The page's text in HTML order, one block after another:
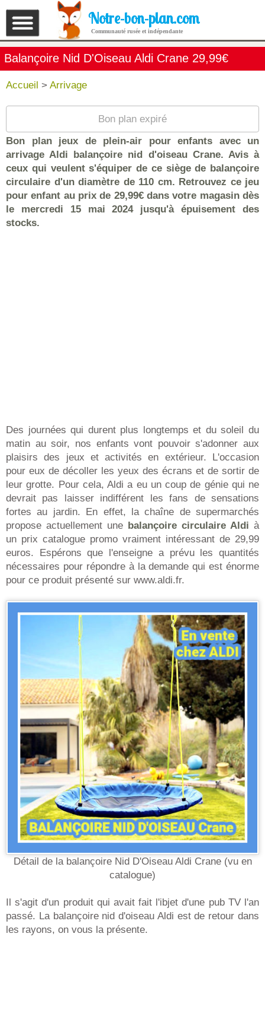
Notre-bon-plan.com
Communauté rusée et indépendante
Balançoire Nid D'Oiseau Aldi Crane 29,99€
Accueil > Arrivage
Bon plan expiré
Bon plan jeux de plein-air pour enfants avec un
arrivage Aldi balançoire nid d'oiseau Crane. Avis à
ceux qui veulent s'équiper de ce siège de balançoire
circulaire d'un diamètre de 110 cm. Retrouvez ce jeu
pour enfant au prix de 29,99€ dans votre magasin dès
le mercredi 15 mai 2024 jusqu'à épuisement des
stocks.
Des journées qui durent plus longtemps et du soleil du
matin au soir, nos enfants vont pouvoir s'adonner aux
plaisirs des jeux et activités en extérieur. L'occasion
pour eux de décoller les yeux des écrans et de sortir de
leur grotte. Pour cela, Aldi a eu un coup de génie qui ne
devrait pas laisser indifférent les fans de sensations
fortes au jardin. En effet, la chaîne de supermarchés
propose actuellement une balançoire circulaire Aldi à
un prix catalogue promo vraiment intéressant de 29,99
euros. Espérons que l'enseigne a prévu les quantités
nécessaires pour répondre à la demande qui est énorme
pour ce produit présenté sur www.aldi.fr.
Détail de la balançoire Nid D'Oiseau Aldi Crane (vu en
catalogue)
Il s'agit d'un produit qui avait fait l'ibjet d'une pub TV l'an
passé. La balançoire nid d'oiseau Aldi est de retour dans
les rayons, on vous la présente.